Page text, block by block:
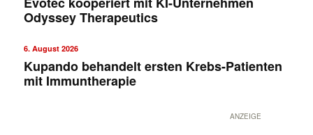
Odyssey Therapeutics
6. August 2026
Kupando behandelt ersten Krebs-Patienten
mit Immuntherapie
ANZEIGE